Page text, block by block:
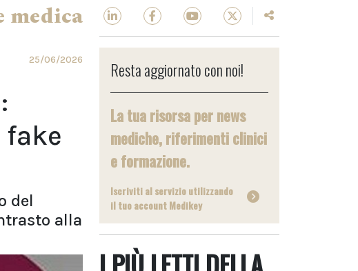
medica
25/06/2026
del
alla
Resta aggiornato con noi!
La tua risorsa per news
mediche, riferimenti clinici
e formazione.
Iscriviti al servizio utilizzando
il tuo account Medikey